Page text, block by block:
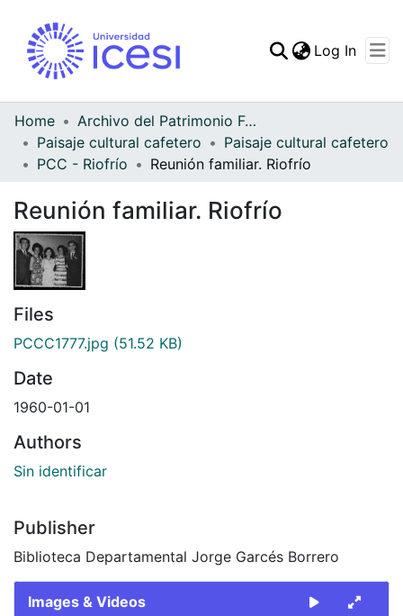
Statistics
Log In
Home
Archivo del Patrimonio Fotográfico y Fílmico del Valle del Cauca
Paisaje cultural cafetero
Paisaje cultural cafetero
PCC - Riofrío
Reunión familiar. Riofrío
Reunión familiar. Riofrío
Files
PCCC1777.jpg (51.52 KB)
Date
1960-01-01
Authors
Sin identificar
Publisher
Biblioteca Departamental Jorge Garcés Borrero
Images & Videos